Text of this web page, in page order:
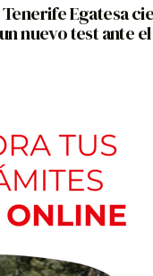
Egatesa
nuevo test ante